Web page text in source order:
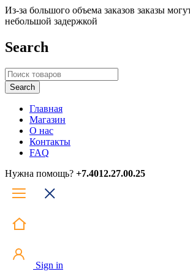
Из-за большого объема заказов заказы
небольшой задержкой
Search
Главная
Магазин
О нас
Контакты
FAQ
Нужна помощь? +7.4012.27.00.25
Sign in